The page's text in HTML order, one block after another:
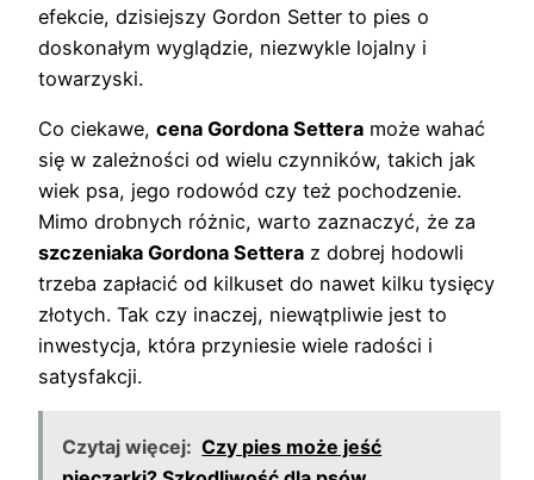
efekcie, dzisiejszy Gordon Setter to pies o
doskonałym wyglądzie, niezwykle lojalny i
towarzyski.
Co ciekawe, cena Gordona Settera może wahać
się w zależności od wielu czynników, takich jak
wiek psa, jego rodowód czy też pochodzenie.
Mimo drobnych różnic, warto zaznaczyć, że za
szczeniaka Gordona Settera z dobrej hodowli
trzeba zapłacić od kilkuset do nawet kilku tysięcy
złotych. Tak czy inaczej, niewątpliwie jest to
inwestycja, która przyniesie wiele radości i
satysfakcji.
Czytaj więcej: Czy pies może jeść